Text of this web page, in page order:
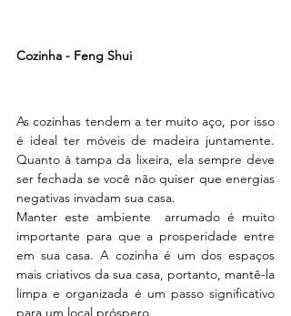
Cozinha - Feng Shui
As cozinhas tendem a ter muito aço, por isso
é ideal ter móveis de madeira juntamente.
Quanto à tampa da lixeira, ela sempre deve
ser fechada se você não quiser que energias
negativas invadam sua casa.
Manter este ambiente  arrumado é muito
importante para que a prosperidade entre
em sua casa. A cozinha é um dos espaços
mais criativos da sua casa, portanto, mantê-la
limpa e organizada é um passo significativo
para um local próspero.